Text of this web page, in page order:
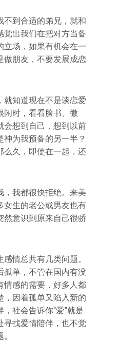
不到合适的弟兄，就和
觉出我们在把对方当备
立场，如果有机会在一
做朋友，不要发展成恋
就知道现在不是谈恋爱
闲时，看看脸书、微
会想到自己，想到以前
为我预备的另一半？
么久，即使在一起，还
，我都很快拒绝。来美
女生的老公或男友也有
然意识到原来自己很骄
感情总共有几类问题。
孤单，不管在国内有没
情感的需要，好多人都
，因着孤单又陷入新的
社会告诉你“爱”就是
寻找爱情陪伴，也不觉